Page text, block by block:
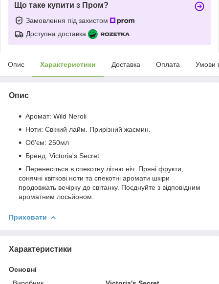
Що таке купити з Пром?
Замовлення під захистом
Доступна доставка
Опис Характеристики Доставка Оплата Умови
Опис
Аромат: Wild Neroli
Ноти: Свіжий лайм. Прирізний жасмин.
Об'єм: 250мл
Бренд: Victoria's Secret
Перенесіться в спекотну літню ніч. Пряні фрукти,
сонячні квіткові ноти та спекотні аромати шкіри
продовжать вечірку до світанку. Поєднуйте з відповідним
ароматним лосьйоном.
Приховати
Характеристики
Основні